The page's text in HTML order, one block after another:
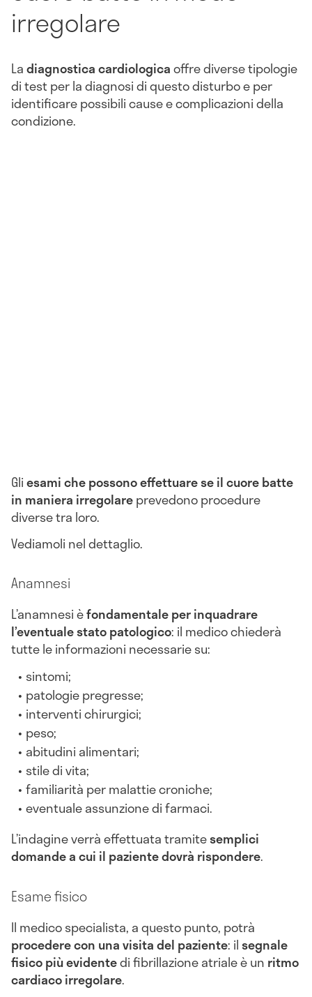
irregolare
Ladiagnostica cardiologicaoffre diverse tipologie
di test per la diagnosi di questo disturbo e per
identificare possibili cause e complicazioni della
condizione.
Gliesami che possono effettuare se il cuore batte
in maniera irregolareprevedono procedure
diverse tra loro.
Vediamoli nel dettaglio.
Anamnesi
L’anamnesi èfondamentale per inquadrare
l’eventuale stato patologico: il medico chiederà
tutte le informazioni necessarie su:
sintomi;
patologie pregresse;
interventi chirurgici;
peso;
abitudini alimentari;
stile di vita;
familiarità per malattie croniche;
eventuale assunzione di farmaci.
L’indagine verrà effettuata tramitesemplici
domande a cui il paziente dovrà rispondere.
Esame fisico
Il medico specialista, a questo punto, potrà
procedere con una visita del paziente: ilsegnale
fisico più evidentedi fibrillazione atriale è un ritmo
cardiaco irregolare.